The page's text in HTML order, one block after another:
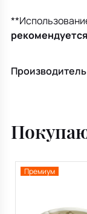
рекомендуется
Премиум